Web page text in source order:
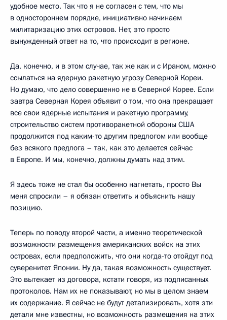
удобное место. Так что я не согласен с тем, что мы
в одностороннем порядке, инициативно начинаем
милитаризацию этих островов. Нет, это просто
вынужденный ответ на то, что происходит в регионе.
Да, конечно, и в этом случае, так же как и с Ираном, можно
ссылаться на ядерную ракетную угрозу Северной Кореи.
Но думаю, что дело совершенно не в Северной Корее. Если
завтра Северная Корея объявит о том, что она прекращает
все свои ядерные испытания и ракетную программу,
строительство систем противоракетной обороны США
продолжится под каким-то другим предлогом или вообще
без всякого предлога – так, как это делается сейчас
в Европе. И мы, конечно, должны думать над этим.
Я здесь тоже не стал бы особенно нагнетать, просто Вы
меня спросили – я обязан ответить и объяснить нашу
позицию.
Теперь по поводу второй части, а именно теоретической
возможности размещения американских войск на этих
островах, если предположить, что они когда-то отойдут под
суверенитет Японии. Ну да, такая возможность существует.
Это вытекает из договора, кстати говоря, из подписанных
протоколов. Нам их не показывают, но мы в целом знаем
их содержание. Я сейчас не будут детализировать, хотя эти
детали мне известны, но возможность размещения на этих